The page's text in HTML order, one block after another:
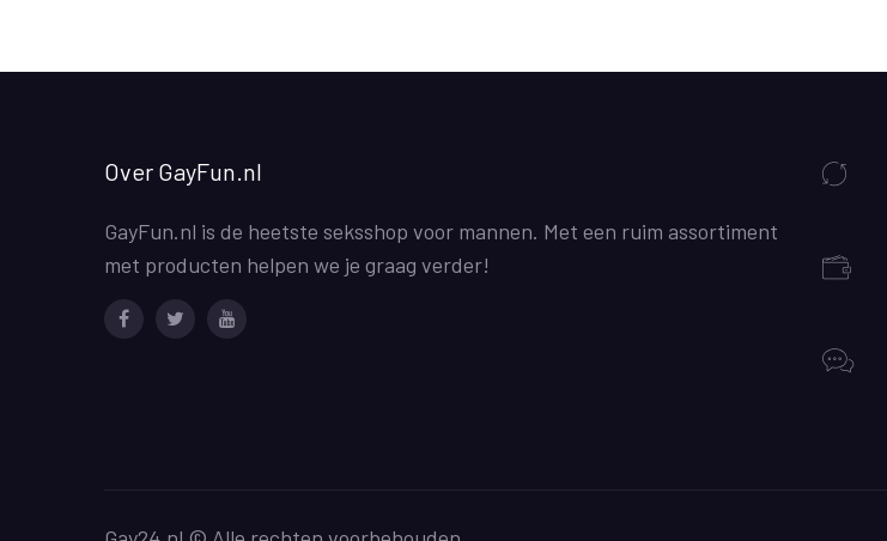
Over GayFun.nl
GayFun.nl is de heetste seksshop voor mannen. Met een ruim assortiment
met producten helpen we je graag verder!